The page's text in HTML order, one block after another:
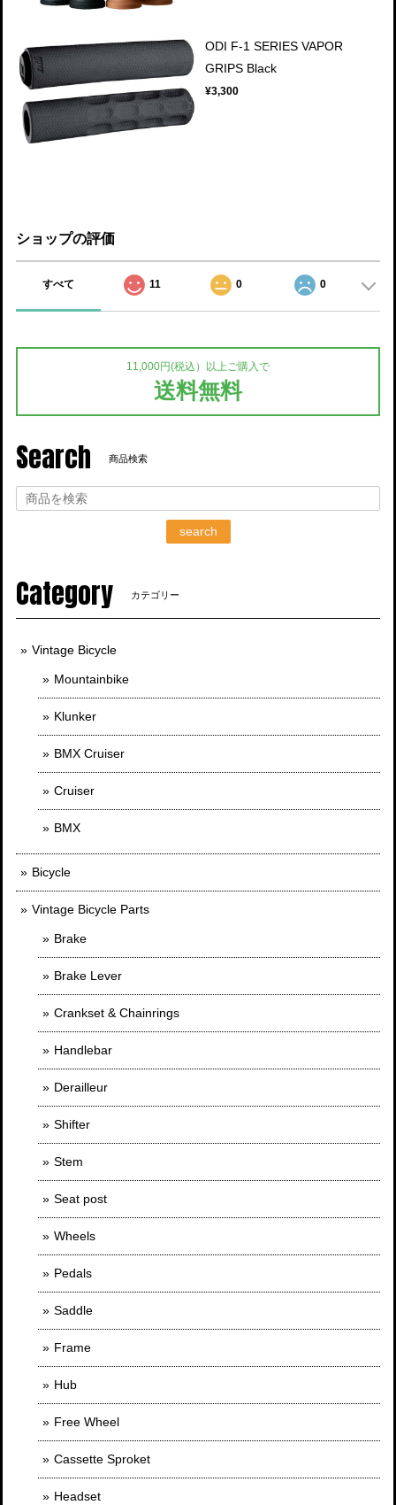
ODI F-1 SERIES VAPOR
GRIPS Black
¥3,300
ショップの評価
すべて 11 0 0
11,000円(税込）以上ご購入で
送料無料
Search 商品検索
search
Category カテゴリー
Vintage Bicycle
Mountainbike
Klunker
BMX Cruiser
Cruiser
BMX
Bicycle
Vintage Bicycle Parts
Brake
Brake Lever
Crankset & Chainrings
Handlebar
Derailleur
Shifter
Stem
Seat post
Wheels
Pedals
Saddle
Frame
Hub
Free Wheel
Cassette Sproket
Headset